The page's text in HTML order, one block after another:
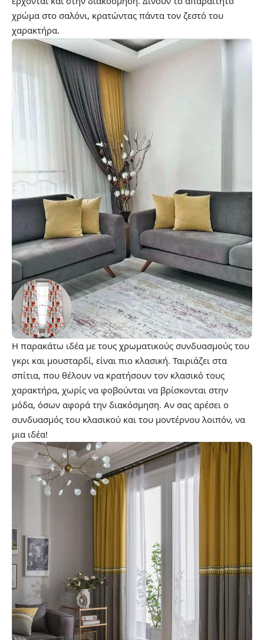
χρώμα στο σαλόνι, κρατώντας πάντα τον ζεστό του
χαρακτήρα.
Η παρακάτω ιδέα με τους χρωματικούς συνδυασμούς του
γκρι και μουσταρδί, είναι πιο κλασική. Ταιριάζει στα
σπίτια, που θέλουν να κρατήσουν τον κλασικό τους
χαρακτήρα, χωρίς να φοβούνται να βρίσκονται στην
μόδα, όσων αφορά την διακόσμηση. Αν σας αρέσει ο
συνδυασμός του κλασικού και του μοντέρνου λοιπόν, να
μια ιδέα!